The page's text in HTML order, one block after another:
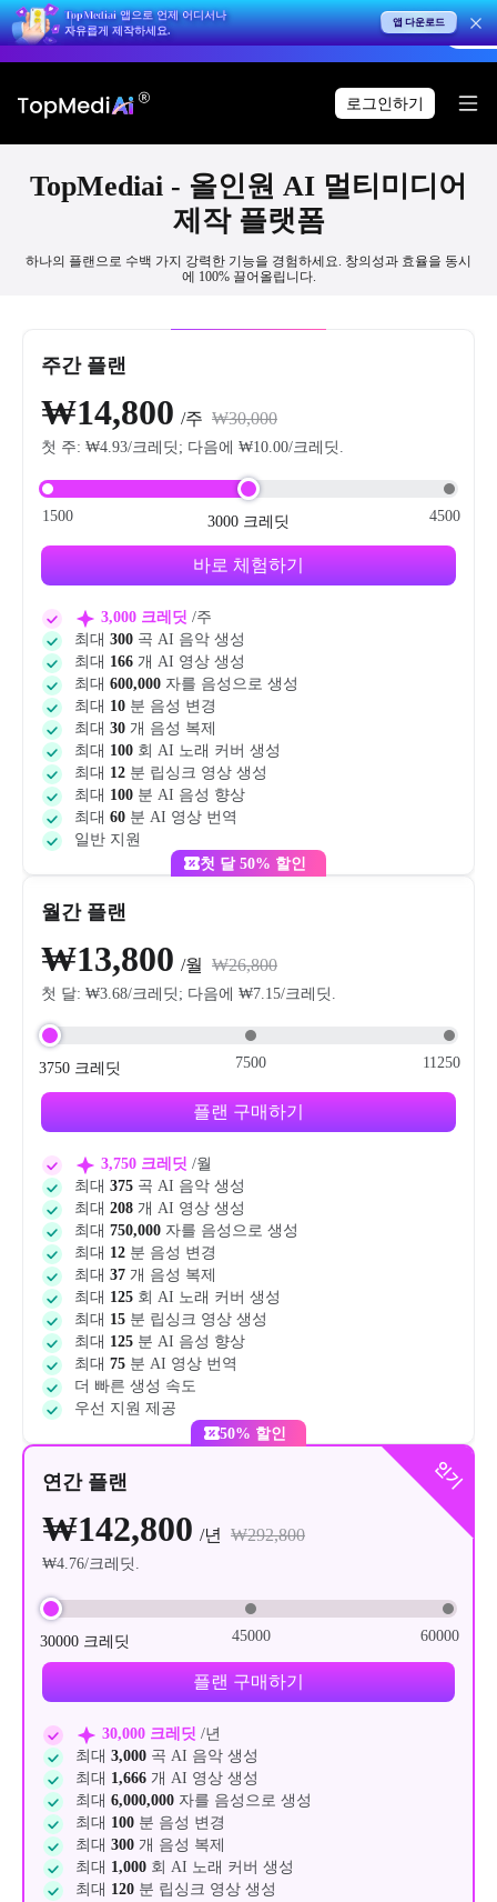
성으로, 압도적으로 생생한 리얼리즘을 경험하세요. 바로 체
TopMediai 앱으로언제 어디서나
자유롭게 제작하세요.
앱 다운로드
로그인하기
TopMediai - 올인원 AI 멀티미디어
제작 플랫폼
하나의 플랜으로 수백 가지 강력한 기능을 경험하세요. 창의성과 효율을 동시
에 100% 끌어올립니다.
주간 플랜
₩14,800 /주 ₩30,000
첫 주: ₩4.93/크레딧; 다음에 ₩10.00/크레딧.
바로 체험하기
3,000 크레딧 /주
최대 300 곡 AI 음악 생성
최대 166 개 AI 영상 생성
최대 600,000 자를 음성으로 생성
최대 10 분 음성 변경
최대 30 개 음성 복제
최대 100 회 AI 노래 커버 생성
최대 12 분 립싱크 영상 생성
최대 100 분 AI 음성 향상
최대 60 분 AI 영상 번역
일반 지원
1500 3000 크레딧 4500
첫 달 50% 할인
월간 플랜
₩13,800 /월 ₩26,800
첫 달: ₩3.68/크레딧; 다음에 ₩7.15/크레딧.
플랜 구매하기
3,750 크레딧 /월
최대 375 곡 AI 음악 생성
최대 208 개 AI 영상 생성
최대 750,000 자를 음성으로 생성
최대 12 분 음성 변경
최대 37 개 음성 복제
최대 125 회 AI 노래 커버 생성
최대 15 분 립싱크 영상 생성
최대 125 분 AI 음성 향상
최대 75 분 AI 영상 번역
더 빠른 생성 속도
우선 지원 제공
3750 크레딧 7500 11250
50% 할인
인기
연간 플랜
₩142,800 /년 ₩292,800
₩4.76/크레딧.
플랜 구매하기
30,000 크레딧 /년
최대 3,000 곡 AI 음악 생성
최대 1,666 개 AI 영상 생성
최대 6,000,000 자를 음성으로 생성
최대 100 분 음성 변경
최대 300 개 음성 복제
최대 1,000 회 AI 노래 커버 생성
최대 120 분 립싱크 영상 생성
30000 크레딧 45000 60000